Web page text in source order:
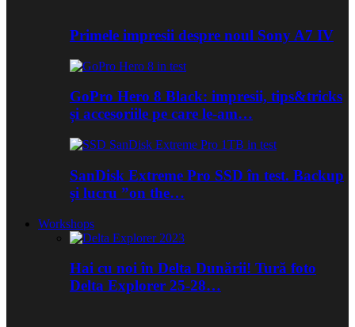
Primele impresii despre noul Sony A7 IV
GoPro Hero 8 Black: impresii, tips&tricks
și accesoriile pe care le-am…
SanDisk Extreme Pro SSD în test. Backup
și lucru ”on the…
Workshops
Hai cu noi în Delta Dunării! Tură foto
Delta Explorer 25-28…